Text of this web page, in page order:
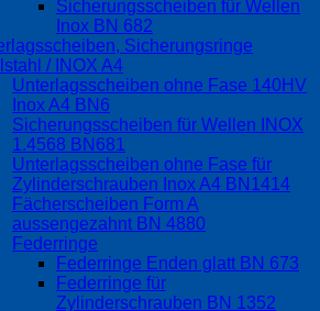
Sicherungsscheiben für Wellen
Inox BN 682
Sicherungsringe
/ INOX A4
Unterlagsscheiben ohne Fase 140HV
Inox A4 BN6
Sicherungsscheiben für Wellen INOX
1.4568 BN681
Unterlagsscheiben ohne Fase für
Zylinderschrauben Inox A4 BN1414
Fächerscheiben Form A
aussengezahnt BN 4880
Federringe
Federringe Enden glatt BN 673
Federringe für
Zylinderschrauben BN 1352